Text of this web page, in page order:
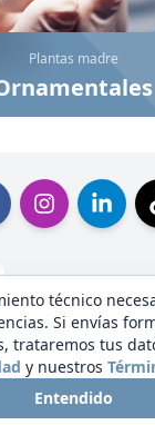
Plantas madre
Libro de
Políticas de
Todos los
técnico
Si envías
trataremos tus
y nuestros
Entendido